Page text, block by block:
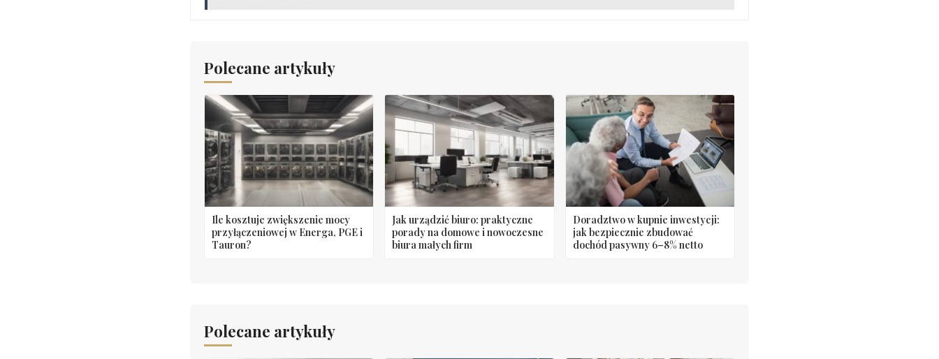
Polecane artykuły
Ile kosztuje zwiększenie mocy
przyłączeniowej w Energa, PGE i
Tauron?
Jak urządzić biuro: praktyczne
porady na domowe i nowoczesne
biura małych firm
Doradztwo w kupnie inwestycji:
jak bezpiecznie zbudować
dochód pasywny 6–8% netto
Polecane artykuły